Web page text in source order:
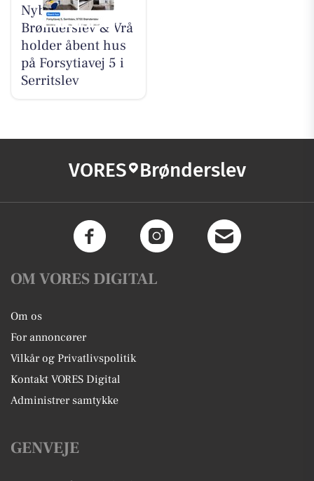
Nybolig
Brønderslev & Vrå
holder åbent hus
på Forsytiavej 5 i
Serritslev
VORES Brønderslev
OM VORES DIGITAL
Om os
For annoncører
Vilkår og Privatlivspolitik
Kontakt VORES Digital
Administrer samtykke
GENVEJE